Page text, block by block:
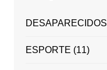
DESAPARECIDOS
ESPORTE (11)